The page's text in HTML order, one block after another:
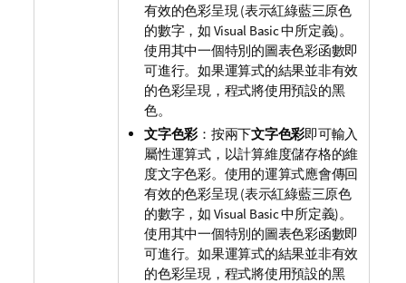
有效的色彩呈現 (表示紅綠藍三原色
的數字，如 Visual Basic 中所定義)。
使用其中一個特別的圖表色彩函數即
可進行。如果運算式的結果並非有效
的色彩呈現，程式將使用預設的黑
色。
文字色彩 ：按兩下文字色彩即可輸入
屬性運算式，以計算維度儲存格的維
度文字色彩。使用的運算式應會傳回
有效的色彩呈現 (表示紅綠藍三原色
的數字，如 Visual Basic 中所定義)。
使用其中一個特別的圖表色彩函數即
可進行。如果運算式的結果並非有效
的色彩呈現，程式將使用預設的黑